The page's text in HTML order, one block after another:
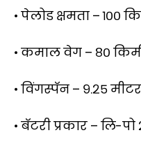
• पेलोड क्षमता – १००
• कमाल वेग – ८०
• विंगस्पॅन – ९.२५ मीटर
• बॅटरी प्रकार – लि-